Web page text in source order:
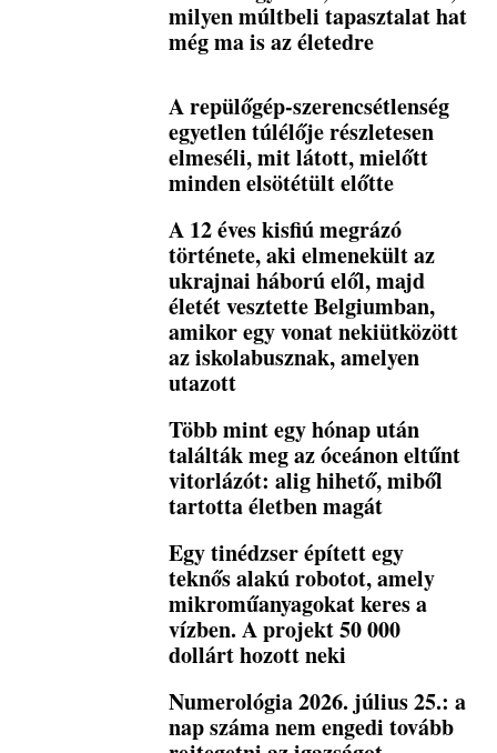
milyen múltbeli tapasztalat hat
még ma is az életedre
A repülőgép-szerencsétlenség
egyetlen túlélője részletesen
elmeséli, mit látott, mielőtt
minden elsötétült előtte
A 12 éves kisfiú megrázó
története, aki elmenekült az
ukrajnai háború elől, majd
életét vesztette Belgiumban,
amikor egy vonat nekiütközött
az iskolabusznak, amelyen
utazott
Több mint egy hónap után
találták meg az óceánon eltűnt
vitorlázót: alig hihető, miből
tartotta életben magát
Egy tinédzser épített egy
teknős alakú robotot, amely
mikroműanyagokat keres a
vízben. A projekt 50 000
dollárt hozott neki
Numerológia 2026. július 25.: a
nap száma nem engedi tovább